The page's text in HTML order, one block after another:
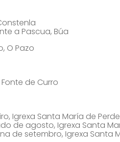
a Pascua, Búa
O Pazo
de Curro
Igrexa Santa María de
de agosto, Igrexa Santa
de setembro, Igrexa Santa